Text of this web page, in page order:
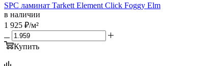
SPC ламинат Tarkett Element Click Foggy Elm
в наличии
1 925 ₽/м²
Купить